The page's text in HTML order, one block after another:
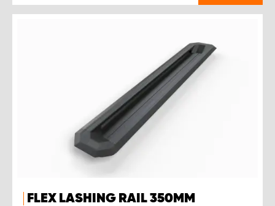
FLEX LASHING RAIL 350MM